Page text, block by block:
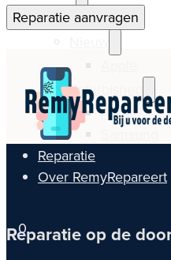
Watch
Refurbished
Apple
Samsung
Reparatie
Over RemyRepareert
0
Reparatie aanvragen
Reparatie op de